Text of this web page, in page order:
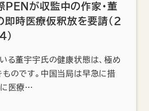
際PENが収監中の作家・董
即時医療仮釈放を要請(2
いる董宇宇氏の健康状態は、極め
のです。中国当局は早急に措
に医療…